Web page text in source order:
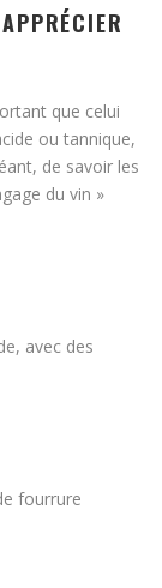
que celui
ou tannique,
de savoir les
du vin »
avec des
fourrure